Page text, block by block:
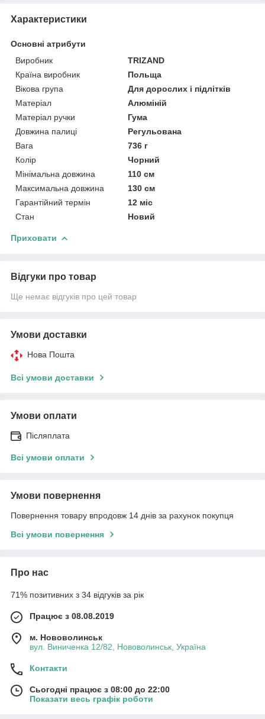
Характеристики
Основні атрибути
Виробник
TRIZAND
Країна виробник
Польща
Вікова група
Для дорослих і підлітків
Матеріал
Алюміній
Матеріал ручки
Гума
Довжина палиці
Регульована
Вага
736 г
Колір
Чорний
Мінімальна довжина
110 см
Максимальна довжина
130 см
Гарантійний термін
12 міс
Стан
Новий
Приховати
Відгуки про товар
Ще немає відгуків про цей товар
Умови доставки
Нова Пошта
Всі умови доставки
Умови оплати
Післяплата
Всі умови оплати
Умови повернення
Повернення товару впродовж 14 днів за рахунок покупця
Всі умови повернення
Про нас
71% позитивних з 34 відгуків за рік
Працює з 08.08.2019
м. Нововолинськ
вул. Виниченка 12/82, Нововолинськ, Україна
Контакти
Сьогодні працює з 08:00 до 22:00
Показати весь графік роботи